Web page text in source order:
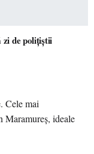
zi de polițiștii